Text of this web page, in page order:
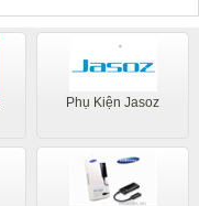
Phụ Kiện Jasoz